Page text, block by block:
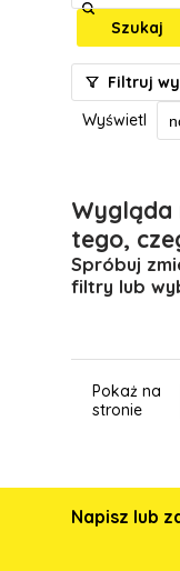
Szukaj
Filtruj
Wyświetl
Wygląda
tego,
Spróbuj
filtry lub
Pokaż na
stronie
Napisz lub